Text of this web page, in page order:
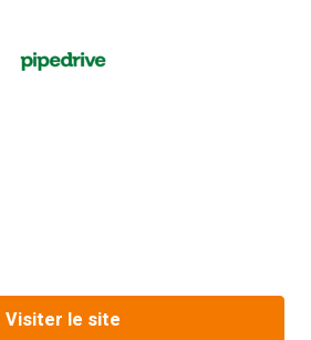
Visiter le site